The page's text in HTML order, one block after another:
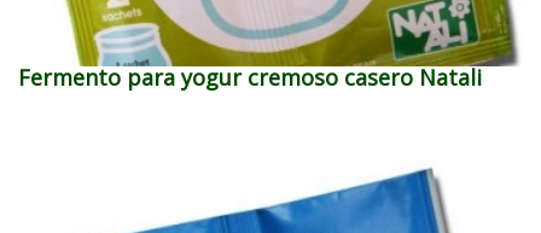
Fermento para yogur cremoso casero Natali